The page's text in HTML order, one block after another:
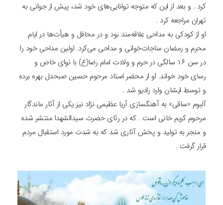
کرد . و بعد از این که متوجه توانایی‌های خود شد، پیش از جوانی به
تهران مراجعه کرد .
او از کودکی به مداحی علاقه‌مند بود و در محافل و هیأت‌ها در ایام
محرم و رمضان مناجات‌‌خوانی و مداحی می‌‌کرد. اولین مداحی خود را
در سن ۱۶ سالگی در حرم و ولادت امام رضا(ع) با نوای خاص و
رسای خود خواند. او از محضر استاد مرحوم حسین صبحدل بهره برده
و توسط ایشان وارد رادیو شد .
آلبوم «ساقی» به آهنگسازی آریا عظیمی نژاد نیز یکی از آثار ماندگار
مرحوم کریم خانی است . که در رثای حضرت سیدالشهدا منتشر شده
و منجر به تولید و پخش آثاری شد که به شدت مورد استقبال مردم
قرار گرفت .